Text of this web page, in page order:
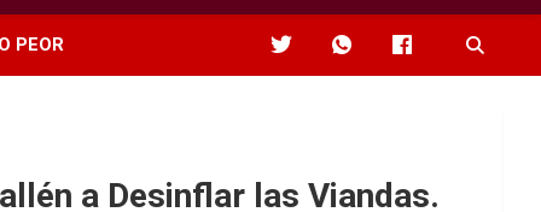
PEOR
a Desinflar las Viandas.